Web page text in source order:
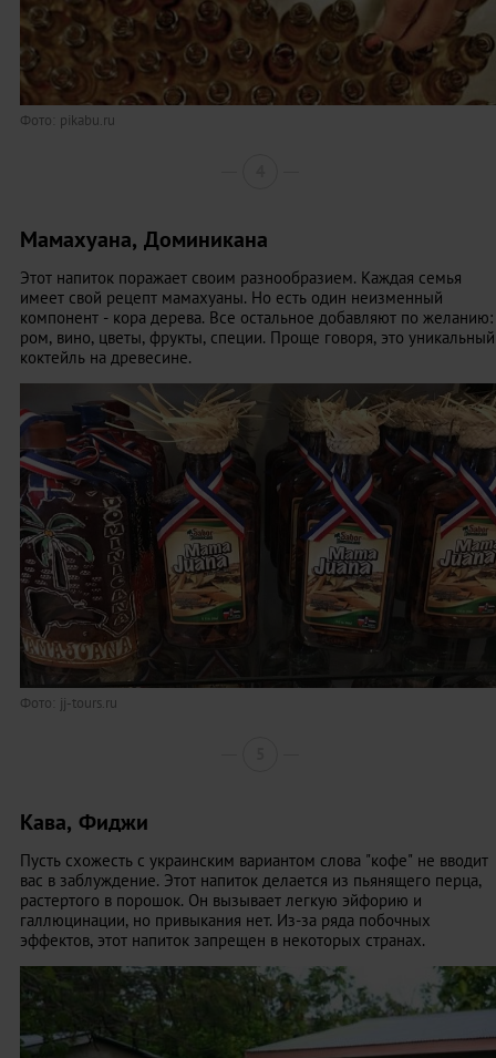
Фото: pikabu.ru
Мамахуана, Доминикана
Этот напиток поражает своим разнообразием. Каждая семья
имеет свой рецепт мамахуаны. Но есть один неизменный
компонент - кора дерева. Все остальное добавляют по желанию:
ром, вино, цветы, фрукты, специи. Проще говоря, это уникальный
коктейль на древесине.
Фото: jj-tours.ru
Кава, Фиджи
Пусть схожесть с украинским вариантом слова "кофе" не вводит
вас в заблуждение. Этот напиток делается из пьянящего перца,
растертого в порошок. Он вызывает легкую эйфорию и
галлюцинации, но привыкания нет. Из-за ряда побочных
эффектов, этот напиток запрещен в некоторых странах.